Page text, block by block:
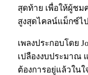
สุดท้าย เพื่อให้ผู้ช
สูงสุดไคลน์แม็กซ์ไ
เพลงประกอบโดย
เปลืองงบประมาณ
ต้องการอยู่แล้วในใ